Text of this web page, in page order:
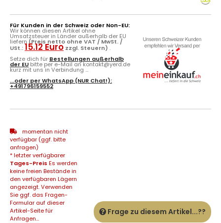
Für Kunden in der Schweiz oder Non-EU:
Wir können diesen Artikel ohne
Umsatzsteuer in Länder außerhalb der EU
liefern (Preis netto ohne VAT / MwSt. /
USt.:15.12 Euro zzgl. Steuern) .
Setze dich für Bestellungen außerhalb
der EU bitte per e-Mail an kontakt@yerd.de
kurz mit uns in Verbindung ...
...oder perWhatsApp (NUR Chat!):
+491796159552
momentan nicht
verfügbar (ggf. bitte
anfragen)
* letzter verfügbarer
Tages-Preis Es werden
keine freien Bestände in
den verfügbaren Lägern
angezeigt. Verwenden
Sie ggf. das Fragen-
Formular auf dieser
Artikel-Seite für
Anfragen...
Frage zu diesem Artikel...??